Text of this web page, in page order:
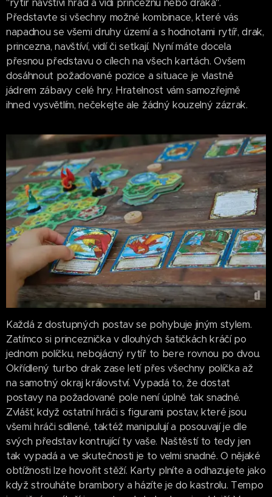
"rytíř navštíví hrad a vidí princeznu nebo draka".
Představte si všechny možné kombinace, které vás
napadnou se všemi druhy území a s hodnotami rytíř, drak,
princezna, navštíví, vidí či setkají. Nyní máte docela
přesnou představu o cílech na všech kartách. Ovšem
dosáhnout požadované pozice a situace je vlastně
jádrem zábavy celé hry. Hratelnost vám samozřejmě
ihned vysvětlím, nečekejte ale žádný kouzelný zázrak.
Každá z dostupných postav se pohybuje jiným stylem.
Zatímco si princeznička v dlouhých šatičkách kráčí po
jednom políčku, nebojácný rytíř to bere rovnou po dvou.
Okřídlený turbo drak zase letí přes všechny políčka až
na samotný okraj království. Vypadá to, že dostat
postavy na požadované pole není úplně tak snadné.
Zvlášť, když ostatní hráči s figurami postav, které jsou
všemi hráči sdílené, taktéž manipulují a posouvají je dle
svých představ kontrující ty vaše. Naštěstí to tedy jen
tak vypadá a ve skutečnosti je to velmi snadné. O nějaké
obtížnosti lze hovořit stěží. Karty plníte a odhazujete jako
když strouháte brambory a házíte je do kastrolu. Tempo